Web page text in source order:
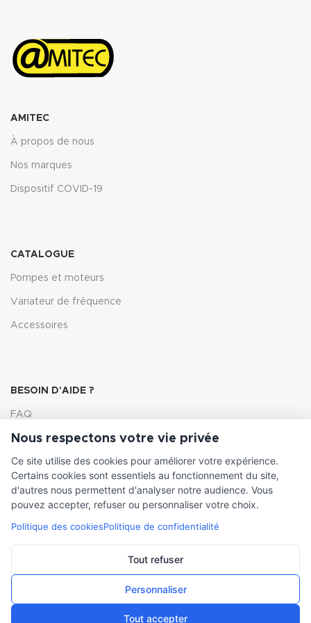
Propriétés transmise pour
l’épaisseur 2mm.
Télécharger la fiche technique
AMITEC
À propos de nous
Nos marques
Dispositif COVID-19
CATALOGUE
Pompes et moteurs
Variateur de fréquence
Accessoires
BESOIN D'AIDE ?
FAQ
Lexique
Comment choisir ma pompe
INFORMATIONS LÉGALES
Mentions légales
Nous respectons votre vie privée
Ce site utilise des cookies pour améliorer votre expérience.
Certains cookies sont essentiels au fonctionnement du site,
d'autres nous permettent d'analyser notre audience. Vous
pouvez accepter, refuser ou personnaliser votre choix.
Politique des cookiesPolitique de confidentialité
Tout refuser
Personnaliser
Tout accepter